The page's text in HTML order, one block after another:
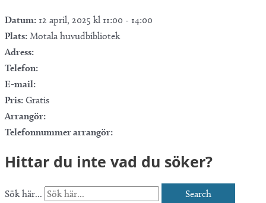
Datum: 12 april, 2025 kl 11:00 - 14:00
Plats: Motala huvudbibliotek
Adress:
Telefon:
E-mail:
Pris: Gratis
Arrangör:
Telefonnummer arrangör:
Hittar du inte vad du söker?
Sök här... Search